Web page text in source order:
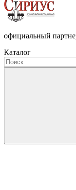
официальный
Каталог